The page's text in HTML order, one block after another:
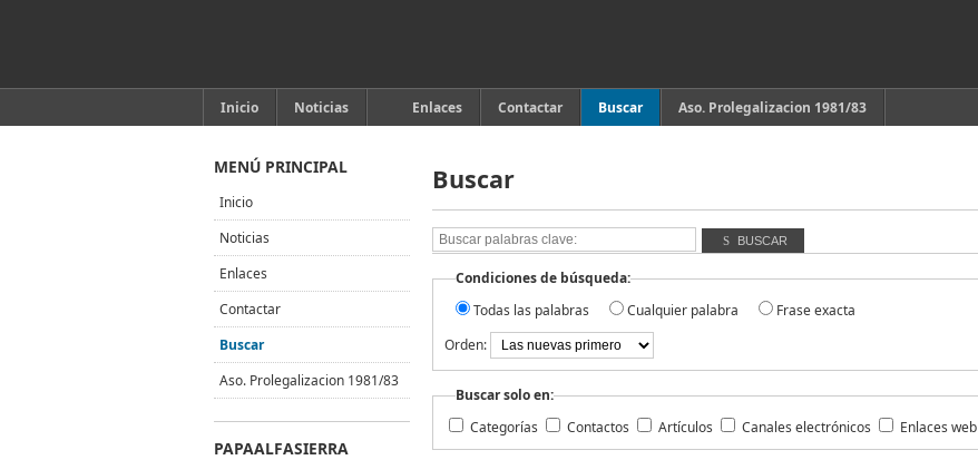
Inicio Noticias Enlaces Contactar Buscar Aso. Prolegalizacion 1981/83
Buscar
Buscar
palabras
clave:
BUSCAR
Condiciones de búsqueda:
Todas las palabras
Cualquier palabra
Frase exacta
Orden:
Buscar solo en:
Categorías
Contactos Artículos Canales electrónicos Enlaces web
MENÚ PRINCIPAL
Inicio
Noticias
Enlaces
Contactar
Buscar
Aso. Prolegalizacion 1981/83
PAPAALFASIERRA